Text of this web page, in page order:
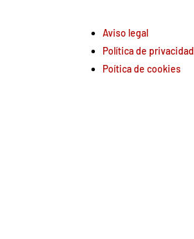
Aviso legal
Política de privacidad
Poítica de cookies